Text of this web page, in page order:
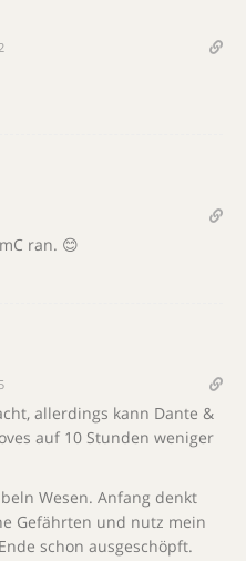
ran. 😊
allerdings kann Dante &
auf 10 Stunden weniger
Wesen. Anfang denkt
Gefährten und nutz mein
schon ausgeschöpft.